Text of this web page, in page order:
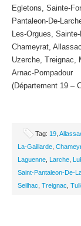
Egletons, Sainte-
Pantaleon-De-
Les-Orgues,
Chameyrat,
Uzerche, Treignac,
Arnac-Pompadour
(Département 19 –
Tag: 19
La-Gaillarde
Laguenne Larche
Saint-Pantaleon-De-
Seilhac Treignac